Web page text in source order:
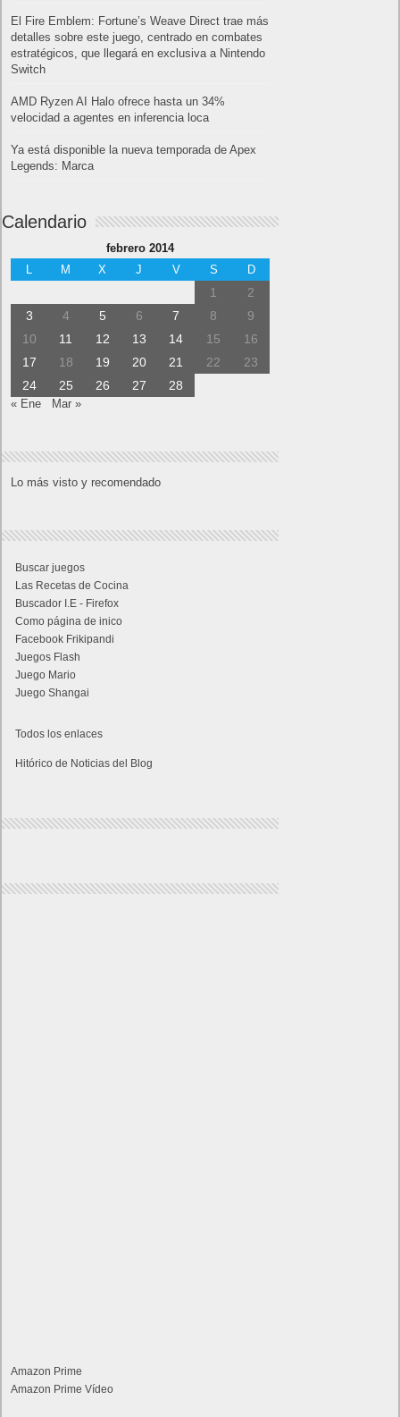
El Fire Emblem: Fortune’s Weave Direct trae más
detalles sobre este juego, centrado en combates
estratégicos, que llegará en exclusiva a Nintendo
Switch
AMD Ryzen AI Halo ofrece hasta un 34%
velocidad a agentes en inferencia loca
Ya está disponible la nueva temporada de Apex
Legends: Marca
Calendario
febrero 2014
L
M X J V S D
1
2
3
4 5 6 7 8
9
10
11 12 13 14 15
16
17
18 19 20 21 22
23
24
25 26 27 28
« Ene Mar »
Lo más visto y recomendado
Buscar juegos
Las Recetas de Cocina
Buscador I.E - Firefox
Como página de inico
Facebook Frikipandi
Juegos Flash
Juego Mario
Juego Shangai
Todos los enlaces
Hitórico de Noticias del Blog
Amazon Prime
Amazon Prime Vídeo